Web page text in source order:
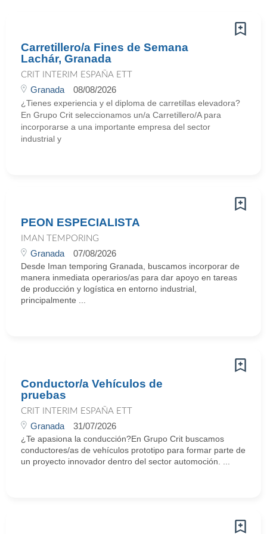
Carretillero/a Fines de Semana
Lachár, Granada
CRIT INTERIM ESPAÑA ETT
Granada 08/08/2026
¿Tienes experiencia y el diploma de carretillas elevadora?
En Grupo Crit seleccionamos un/a Carretillero/A para
incorporarse a una importante empresa del sector
industrial y
PEON ESPECIALISTA
IMAN TEMPORING
Granada 07/08/2026
Desde Iman temporing Granada, buscamos incorporar de
manera inmediata operarios/as para dar apoyo en tareas
de producción y logística en entorno industrial,
principalmente ...
Conductor/a Vehículos de
pruebas
CRIT INTERIM ESPAÑA ETT
Granada 31/07/2026
¿Te apasiona la conducción?En Grupo Crit buscamos
conductores/as de vehículos prototipo para formar parte de
un proyecto innovador dentro del sector automoción. ...